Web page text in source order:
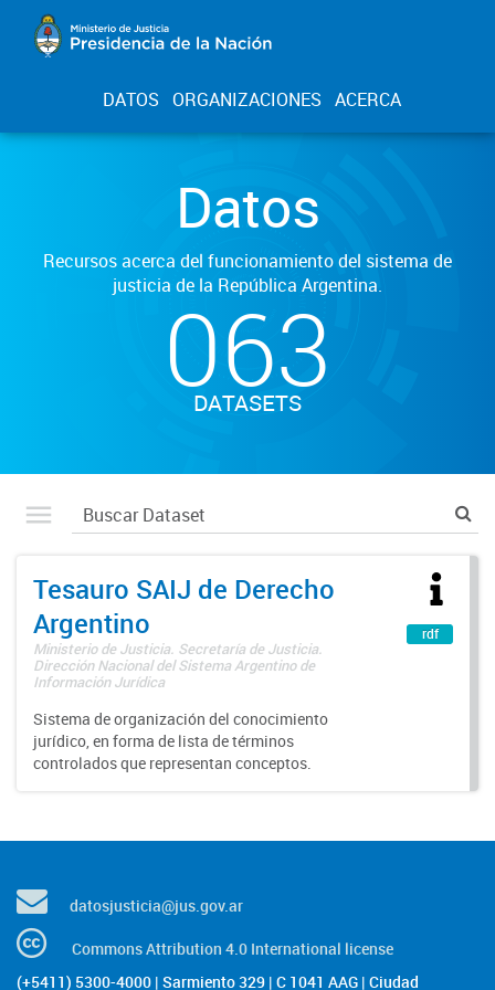
DATOS ORGANIZACIONES ACERCA
Datos
Recursos acerca del funcionamiento del sistema de
justicia de la República Argentina.
063
DATASETS
Tesauro SAIJ de Derecho
Argentino
Ministerio de Justicia. Secretaría de Justicia.
Dirección Nacional del Sistema Argentino de
Información Jurídica
Sistema de organización del conocimiento
jurídico, en forma de lista de términos
controlados que representan conceptos.
rdf
datosjusticia@jus.gov.ar
Commons Attribution 4.0 International license
(+5411) 5300-4000 | Sarmiento 329 | C 1041 AAG | Ciudad